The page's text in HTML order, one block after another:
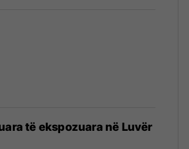
të ekspozuara në Luvër